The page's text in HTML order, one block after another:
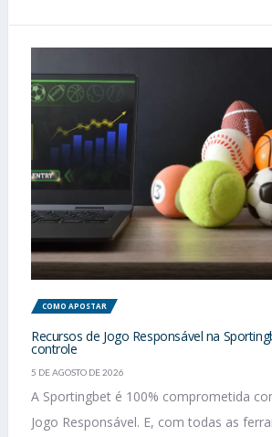
COMO APOSTAR
Recursos de Jogo Responsável na
controle
5 DE AGOSTO DE 2026
A Sportingbet é 100% comprometida
Jogo Responsável. E, com todas as